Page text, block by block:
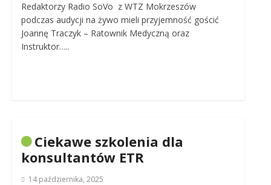
Redaktorzy Radio SoVo z WTZ Mokrzeszów
podczas audycji na żywo mieli przyjemność gościć
Joannę Traczyk – Ratownik Medyczną oraz
Instruktor…..
Ciekawe szkolenia dla
konsultantów ETR
14 października, 2025